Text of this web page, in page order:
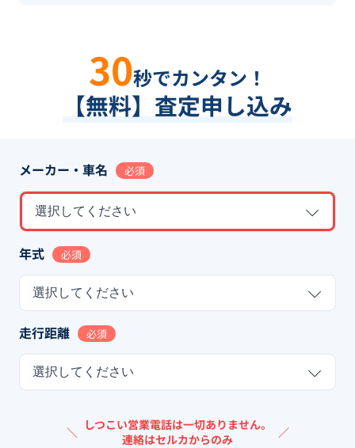
30秒でカンタン！
【無料】査定申し込み
メーカー・車名 必須
選択してください
年式 必須
選択してください
走行距離 必須
選択してください
＼ しつこい営業電話は一切ありません。
連絡はセルカからのみ
／